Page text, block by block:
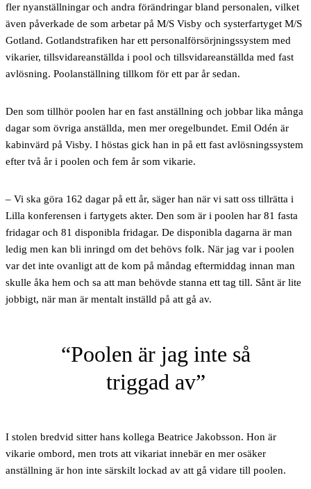
fler nyanställningar och andra förändringar bland personalen, vilket
även påverkade de som arbetar på M/S Visby och systerfartyget M/S
Gotland. Gotlandstrafiken har ett personalförsörjningssystem med
vikarier, tillsvidareanställda i pool och tillsvidareanställda med fast
avlösning. Poolanställning tillkom för ett par år sedan.
Den som tillhör poolen har en fast anställning och jobbar lika många
dagar som övriga anställda, men mer oregelbundet. Emil Odén är
kabinvärd på Visby. I höstas gick han in på ett fast avlösningssystem
efter två år i poolen och fem år som vikarie.
– Vi ska göra 162 dagar på ett år, säger han när vi satt oss tillrätta i
Lilla konferensen i fartygets akter. Den som är i poolen har 81 fasta
fridagar och 81 disponibla fridagar. De disponibla dagarna är man
ledig men kan bli inringd om det behövs folk. När jag var i poolen
var det inte ovanligt att de kom på måndag eftermiddag innan man
skulle åka hem och sa att man behövde stanna ett tag till. Sånt är lite
jobbigt, när man är mentalt inställd på att gå av.
Poolen är jag inte så
triggad av
I stolen bredvid sitter hans kollega Beatrice Jakobsson. Hon är
vikarie ombord, men trots att vikariat innebär en mer osäker
anställning är hon inte särskilt lockad av att gå vidare till poolen.